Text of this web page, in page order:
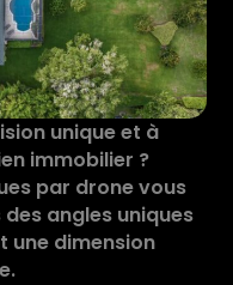
unique et à
immobilier ?
par drone vous
angles uniques
une dimension